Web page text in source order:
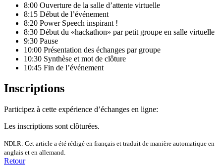
8:00 Ouverture de la salle d’attente virtuelle
8:15 Début de l’événement
8:20 Power Speech inspirant !
8:30 Début du «hackathon» par petit groupe en salle virtuelle
9:30 Pause
10:00 Présentation des échanges par groupe
10:30 Synthèse et mot de clôture
10:45 Fin de l’événement
Inscriptions
Participez à cette expérience d’échanges en ligne:
Les inscriptions sont clôturées.
NDLR: Cet article a été rédigé en français et traduit de manière automatique en
anglais et en allemand.
Retour